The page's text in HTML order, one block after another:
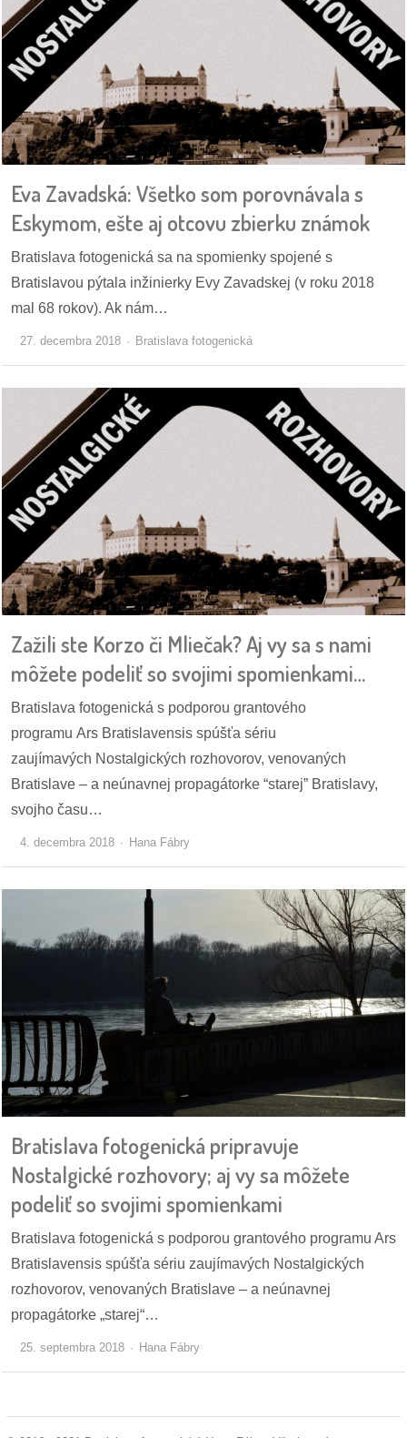
Eva Zavadská: Všetko som porovnávala s
Eskymom, ešte aj otcovu zbierku známok
Bratislava fotogenická sa na spomienky spojené s
Bratislavou pýtala inžinierky Evy Zavadskej (v roku 2018
mal 68 rokov). Ak nám…
27. decembra 2018 Bratislava fotogenická
Zažili ste Korzo či Mliečak? Aj vy sa s nami
môžete podeliť so svojimi spomienkami…
Bratislava fotogenická s podporou grantového
programu Ars Bratislavensis spúšťa sériu
zaujímavých Nostalgických rozhovorov, venovaných
Bratislave – a neúnavnej propagátorke “starej” Bratislavy,
svojho času…
4. decembra 2018 Hana Fábry
Bratislava fotogenická pripravuje
Nostalgické rozhovory; aj vy sa môžete
podeliť so svojimi spomienkami
Bratislava fotogenická s podporou grantového programu Ars
Bratislavensis spúšťa sériu zaujímavých Nostalgických
rozhovorov, venovaných Bratislave – a neúnavnej
propagátorke „starej“…
25. septembra 2018 Hana Fábry